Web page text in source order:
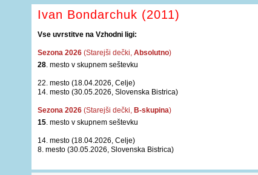
Ivan Bondarchuk (2011)
Vse uvrstitve na Vzhodni ligi:
Sezona 2026 (Starejši dečki, Absolutno)
28. mesto v skupnem seštevku
22. mesto (18.04.2026, Celje)
14. mesto (30.05.2026, Slovenska Bistrica)
Sezona 2026 (Starejši dečki, B-skupina)
15. mesto v skupnem seštevku
14. mesto (18.04.2026, Celje)
8. mesto (30.05.2026, Slovenska Bistrica)